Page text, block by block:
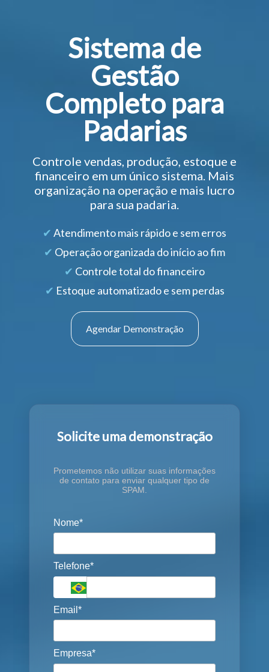
Sistema de
Gestão
Completo para
Padarias
Controle vendas, produção, estoque e
financeiro em um único sistema. Mais
organização na operação e mais lucro
para sua padaria.
✔ Atendimento mais rápido e sem erros
✔ Operação organizada do início ao fim
✔ Controle total do financeiro
✔ Estoque automatizado e sem perdas
Agendar Demonstração
Solicite uma demonstração
Prometemos não utilizar suas informações
de contato para enviar qualquer tipo de
SPAM.
Nome*
Telefone*
Email*
Empresa*